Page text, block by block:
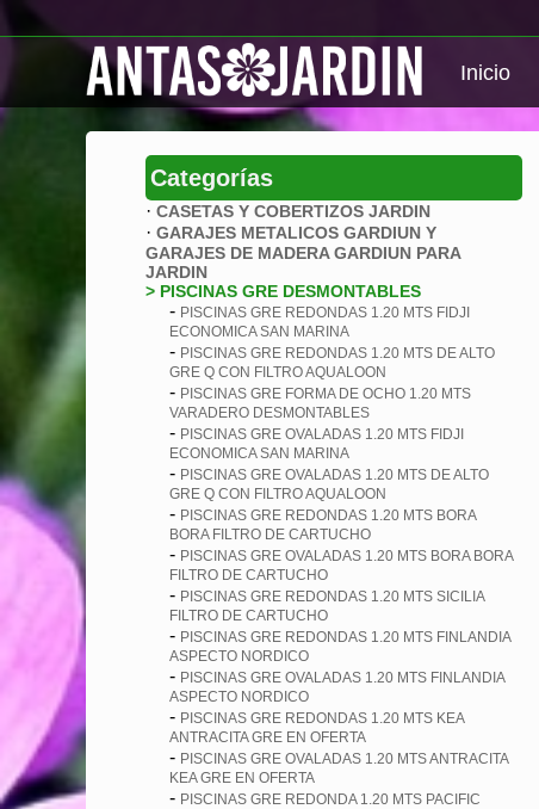
Inicio
Categorías
· CASETAS Y COBERTIZOS JARDIN
· GARAJES METALICOS GARDIUN Y
GARAJES DE MADERA GARDIUN PARA
JARDIN
> PISCINAS GRE DESMONTABLES
- PISCINAS GRE REDONDAS 1.20 MTS FIDJI
ECONOMICA SAN MARINA
- PISCINAS GRE REDONDAS 1.20 MTS DE ALTO
GRE Q CON FILTRO AQUALOON
- PISCINAS GRE FORMA DE OCHO 1.20 MTS
VARADERO DESMONTABLES
- PISCINAS GRE OVALADAS 1.20 MTS FIDJI
ECONOMICA SAN MARINA
- PISCINAS GRE OVALADAS 1.20 MTS DE ALTO
GRE Q CON FILTRO AQUALOON
- PISCINAS GRE REDONDAS 1.20 MTS BORA
BORA FILTRO DE CARTUCHO
- PISCINAS GRE OVALADAS 1.20 MTS BORA BORA
FILTRO DE CARTUCHO
- PISCINAS GRE REDONDAS 1.20 MTS SICILIA
FILTRO DE CARTUCHO
- PISCINAS GRE REDONDAS 1.20 MTS FINLANDIA
ASPECTO NORDICO
- PISCINAS GRE OVALADAS 1.20 MTS FINLANDIA
ASPECTO NORDICO
- PISCINAS GRE REDONDAS 1.20 MTS KEA
ANTRACITA GRE EN OFERTA
- PISCINAS GRE OVALADAS 1.20 MTS ANTRACITA
KEA GRE EN OFERTA
- PISCINAS GRE REDONDA 1.20 MTS PACIFIC